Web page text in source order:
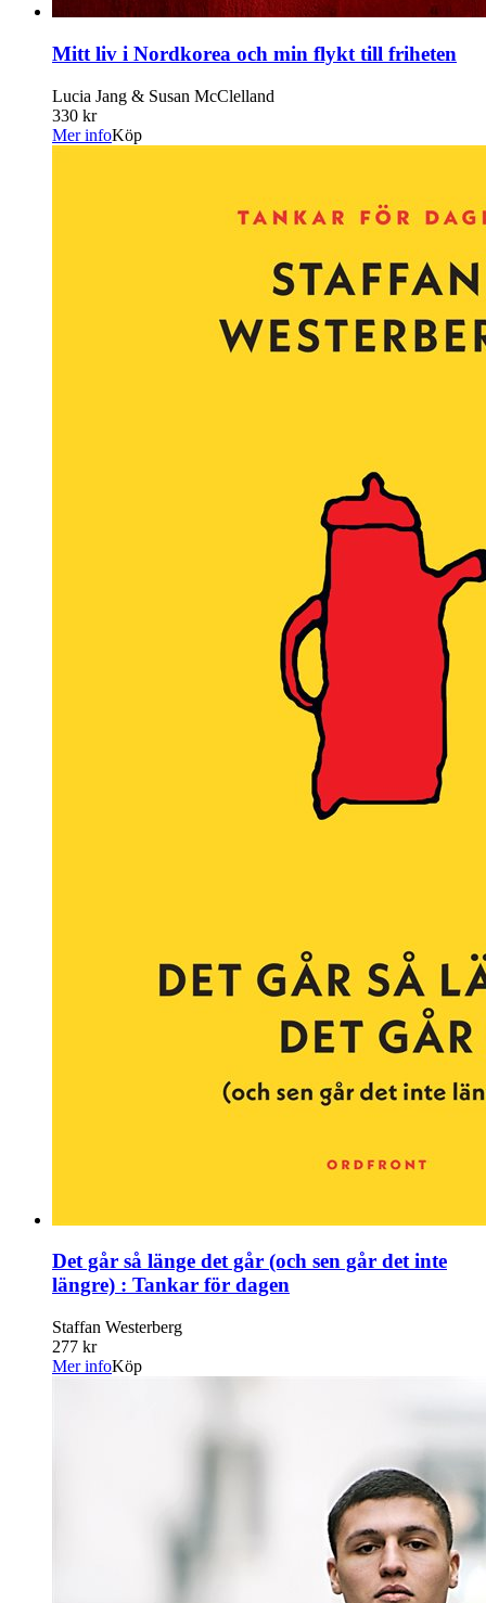
Mitt liv i Nordkorea och min flykt till friheten
Lucia Jang & Susan McClelland
330 kr
Mer infoKöp
Det går så länge det går (och sen går det inte
längre) : Tankar för dagen
Staffan Westerberg
277 kr
Mer infoKöp